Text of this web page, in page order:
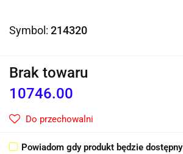
Symbol: 214320
Brak towaru
10746.00
Do przechowalni
Powiadom gdy produkt będzie dostępny